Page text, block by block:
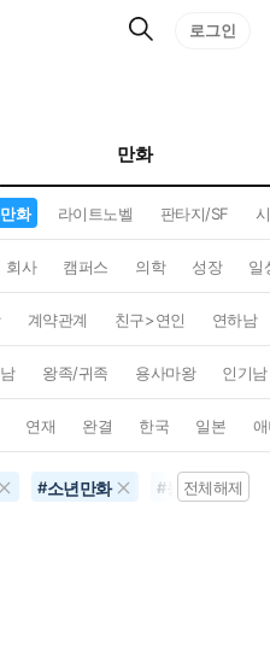
검
로그인
만화
화 라이트노벨 판타지/SF
회사 캠퍼스 의학 성장 일
계약관계 친구>연인 연하남
왕족/귀족 용사마왕 인기남
연재 완결 한국 일본
#소년만화 #능글남
전체해제